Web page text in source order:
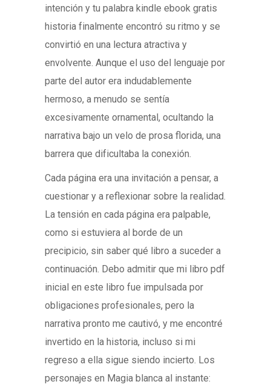
intención y tu palabra kindle ebook gratis
historia finalmente encontró su ritmo y se
convirtió en una lectura atractiva y
envolvente. Aunque el uso del lenguaje por
parte del autor era indudablemente
hermoso, a menudo se sentía
excesivamente ornamental, ocultando la
narrativa bajo un velo de prosa florida, una
barrera que dificultaba la conexión.
Cada página era una invitación a pensar, a
cuestionar y a reflexionar sobre la realidad.
La tensión en cada página era palpable,
como si estuviera al borde de un
precipicio, sin saber qué libro a suceder a
continuación. Debo admitir que mi libro pdf
inicial en este libro fue impulsada por
obligaciones profesionales, pero la
narrativa pronto me cautivó, y me encontré
invertido en la historia, incluso si mi
regreso a ella sigue siendo incierto. Los
personajes en Magia blanca al instante: